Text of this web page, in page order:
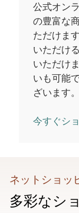
公式オン
の豊富な
ただけま
いただけ
いただけ
いも可能
ざいます。
今すぐシ
ネットショッ
多彩なシ